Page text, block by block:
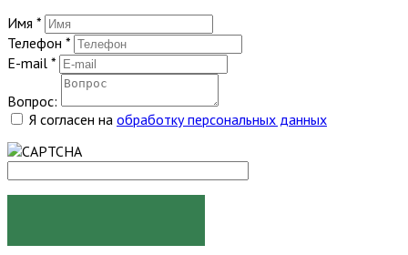
Имя *
Телефон *
E-mail *
Вопрос:
Я согласен на обработку персональных данных